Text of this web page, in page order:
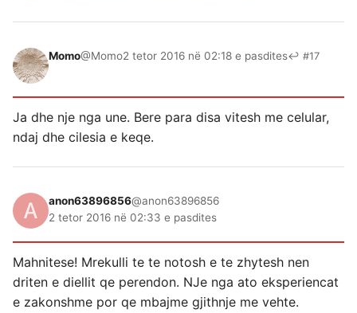
Momo@Momo2 tetor 2016 në 02:18 e pasdites↩ #17
Ja dhe nje nga une. Bere para disa vitesh me celular,
ndaj dhe cilesia e keqe.
anon63896856@anon63896856
2 tetor 2016 në 02:33 e pasdites
Mahnitese! Mrekulli te te notosh e te zhytesh nen
driten e diellit qe perendon. NJe nga ato eksperiencat
e zakonshme por qe mbajme gjithnje me vehte.